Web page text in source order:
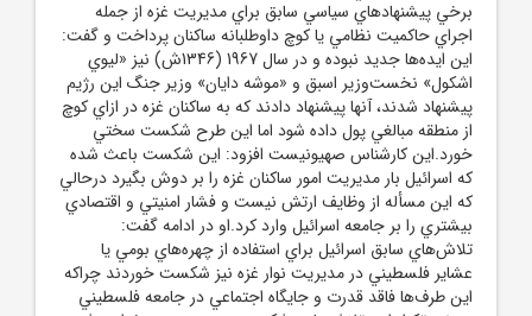
برخي پيشنهادهاي سياسي سابق براي مديريت غزه از جمله
اجراي حاکميت نظامي يا کوچ داوطلبانه ساکنان پرداخت و گفت:
اين ايده‌ها جديد نبوده و در سال 1967 (1346ش) نيز «ليوي
اشکول» نخست‌وزير اسبق و «موشه دايان» وزير جنگ اين رژيم
پيشنهاد شدند، آنها پيشنهاد دادند که به ساکنان غزه در ازاي کوچ
از منطقه مبالغي پول داده شود اما اين طرح شکست سختي
خورد.اين کارشناس صهيونيست افزود: اين شکست باعث شده
که اسرائيل بار مديريت امور ساکنان غزه را بر دوش بگيرد درحالي
که اين مسأله از وظايف ارتش نيست و فشار امنيتي و اقتصادي
بيشتري را بر جامعه اسرائيل وارد کرد.او در ادامه گفت:
تلاش‌هاي سابق اسرائيل براي استفاده از چهره‌هاي بومي يا
عشاير فلسطيني در مديريت نوار غزه نيز شکست خوردند چراکه
اين طرف‌ها فاقد قدرت و جايگاه اجتماعي در جامعه فلسطيني